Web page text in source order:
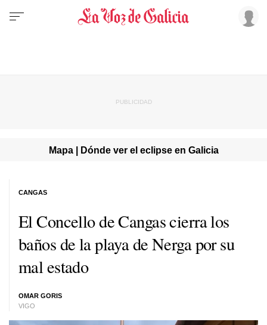
Mapa | Dónde ver el eclipse en Galicia
El Concello de Cangas cierra los
baños de la playa de Nerga por su
mal estado
OMAR GORIS
VIGO
CANGAS